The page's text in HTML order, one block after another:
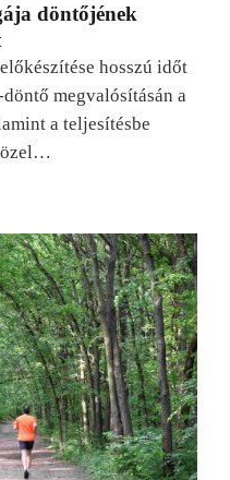
döntőjének
hosszú időt
megvalósításán a
a teljesítésbe